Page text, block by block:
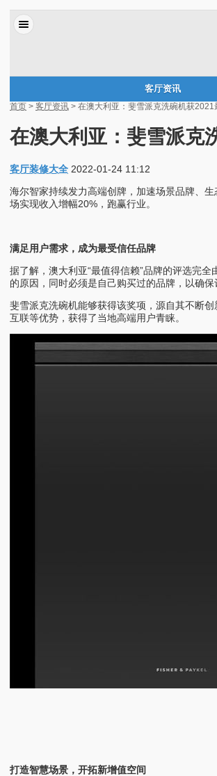
客厅资讯
首页 > 客厅资讯 > 在澳大利亚：斐雪派克洗碗机获2021
在澳大利亚：斐雪派克
客厅装修大全 2022-01-24 11:12
海尔智家持续发力高端创牌，加速场景品牌、
场实现收入增幅20%，跑赢行业。
满足用户需求，成为最受信任品牌
据了解，澳大利亚“最值得信赖”品牌的评选完
的原因，同时必须是自己购买过的品牌，以确
斐雪派克洗碗机能够获得该奖项，源自其不断
互联等优势，获得了当地高端用户青睐。
打造智慧场景，开拓新增值空间